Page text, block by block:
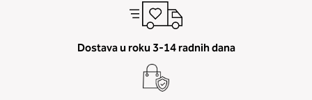
Dostava u roku 3-14 radnih dana